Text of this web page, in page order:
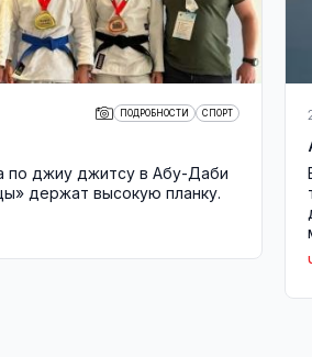
ПОДРОБНОСТИ СПОРТ
по джиу джитсу в Абу-Даби
держат высокую планку.